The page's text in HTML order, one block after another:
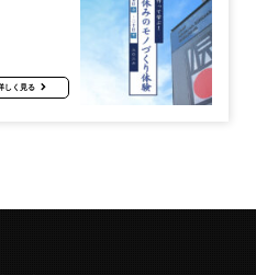
しく見る